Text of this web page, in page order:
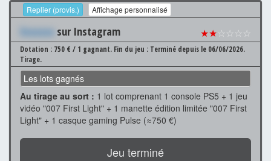
Replier (provis.) Affichage personnalisé
Xxxxxxx sur Instagram ★★☆☆☆☆
Dotation : 750 € / 1 gagnant. Fin du jeu : Terminé depuis le 06/06/2026.
Tirage.
Les lots gagnés
Au tirage au sort : 1 lot comprenant 1 console PS5 + 1 jeu
vidéo "007 First Light" + 1 manette édition limitée "007 First
Light" + 1 casque gaming Pulse (≈750 €)
Jeu terminé